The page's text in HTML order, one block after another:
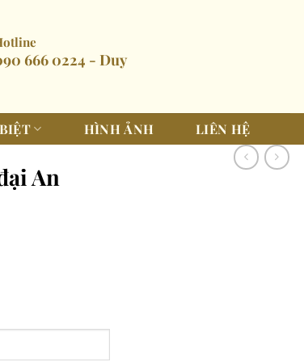
666 0224 - Duy
HÌNH ẢNH LIÊN HỆ
An